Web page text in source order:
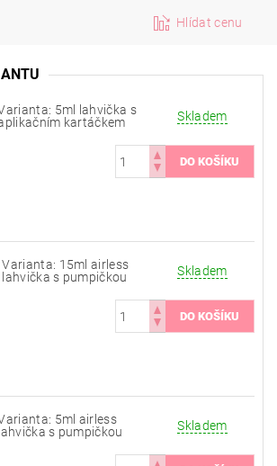
Hlídat cenu
5ml lahvička s
kartáčkem
Skladem
Varianta: 15ml airless
lahvička s pumpičkou
Skladem
5ml airless
lahvička s pumpičkou
Skladem